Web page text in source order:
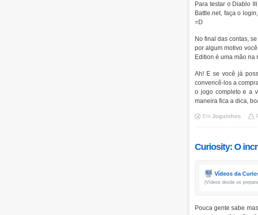
Para testar o Diablo
Battle.net, faça o
=D
No final das contas,
por algum motivo
Edition é uma mão na
Ah! E se você já
convencê-los a
o jogo completo e a
maneira fica a dica,
Em Joguinhos
Curiosity: O
Vídeos da
(Vídeos desde os
Pouca gente sabe